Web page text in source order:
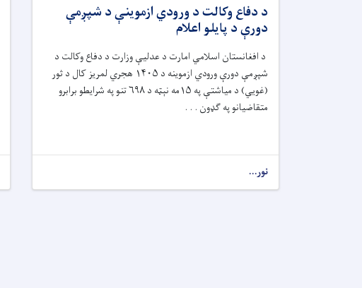
د دفاع وکالت د ورودي ازموينې د شپږمې
دورې د پایلو اعلام
د افغانستان اسلامي امارت د عدلیې وزارت د دفاع وکالت د
شپږمې دورې ورودي ازموینه د ۱۴۰۵ هجري لمریز کال د ثور
(غويي) د میاشتې په ۱۵مه نېټه د ۶۹۸ تنو په شرایطو برابرو
متقاضیانو په ګډون . . .
نور...